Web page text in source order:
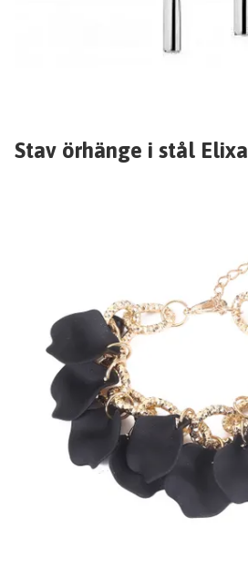
Stav örhänge i stål Elixa